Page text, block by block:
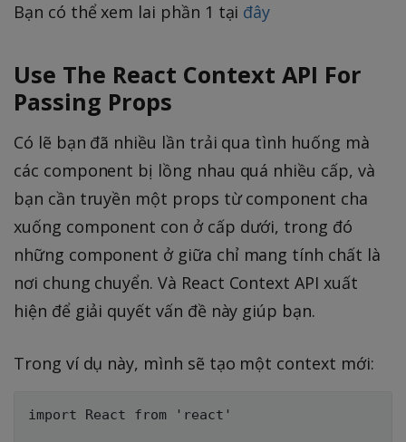
Bạn có thể xem lai phần 1 tại đây
Use The React Context API For
Passing Props
Có lẽ bạn đã nhiều lần trải qua tình huống mà
các component bị lồng nhau quá nhiều cấp, và
bạn cần truyền một props từ component cha
xuống component con ở cấp dưới, trong đó
những component ở giữa chỉ mang tính chất là
nơi chung chuyển. Và React Context API xuất
hiện để giải quyết vấn đề này giúp bạn.
Trong ví dụ này, mình sẽ tạo một context mới:
import React from 'react'